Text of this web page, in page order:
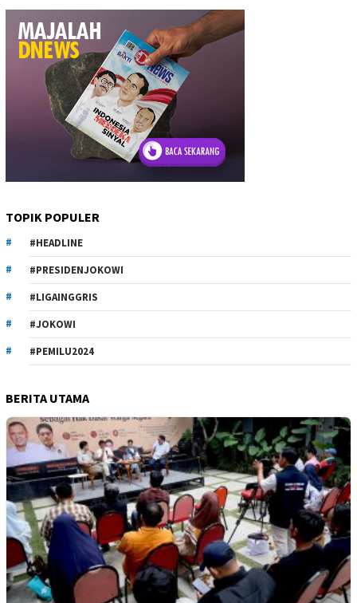
TOPIK POPULER
#HEADLINE
#PRESIDENJOKOWI
#LIGAINGGRIS
#JOKOWI
#PEMILU2024
BERITA UTAMA